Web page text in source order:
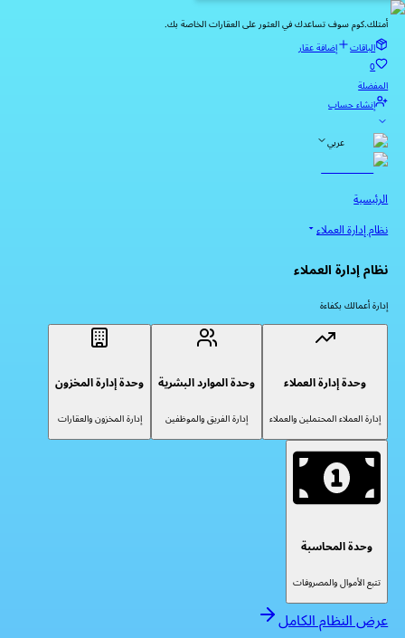
أمتلك.كوم سوف تساعدك في العثور على العقارات الخاصة بك.
الباقات
إضافة عقار
0
المفضلة
إنشاء حساب
عربي
الرئيسية
نظام إدارة العملاء
نظام إدارة العملاء
إدارة أعمالك بكفاءة
وحدة إدارة العملاء
إدارة العملاء المحتملين والعملاء
وحدة الموارد البشرية
إدارة الفريق والموظفين
وحدة إدارة المخزون
إدارة المخزون والعقارات
وحدة المحاسبة
تتبع الأموال والمصروفات
عرض النظام الكامل